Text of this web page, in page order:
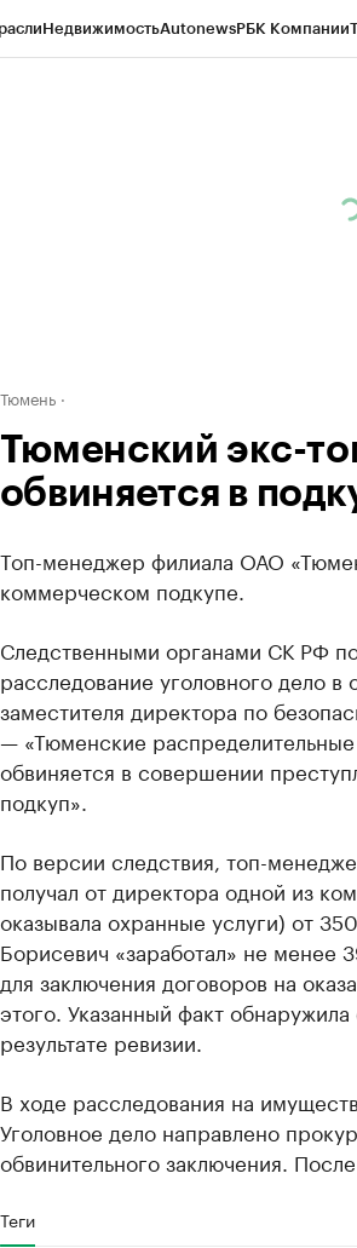
НедвижимостьAutonewsРБК Компании
Тюмень
Тюменский экс-
обвиняется в
Топ-менеджер филиала ОАО
коммерческом подкупе.
Следственными органами СК РФ
расследование уголовного дело
заместителя директора по
— «Тюменские
обвиняется в совершении
подкуп».
По версии следствия, топ-
получал от директора одной из
оказывала охранные услуги) от
Борисевич «заработал» не менее
для заключения договоров на
этого. Указанный факт
результате ревизии.
В ходе расследования на
Уголовное дело направлено
обвинительного заключения.
Теги